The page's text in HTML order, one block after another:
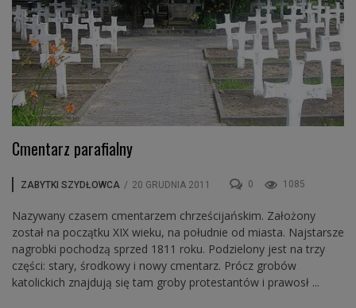
Cmentarz parafialny
ZABYTKI SZYDŁOWCA / 20 GRUDNIA 2011 0 1085
Nazywany czasem cmentarzem chrześcijańskim. Założony
został na początku XIX wieku, na południe od miasta. Najstarsze
nagrobki pochodzą sprzed 1811 roku. Podzielony jest na trzy
części: stary, środkowy i nowy cmentarz. Prócz grobów
katolickich znajdują się tam groby protestantów i prawosł ...